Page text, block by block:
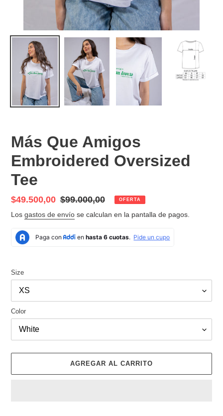
Más Que Amigos
Embroidered Oversized
Tee
Precio
de
$49.500,00 Precio
habitual
$99.000,00 OFERTA
Los gastos de envío se calculan en la pantalla de pagos.
Size
Color
AGREGAR AL CARRITO